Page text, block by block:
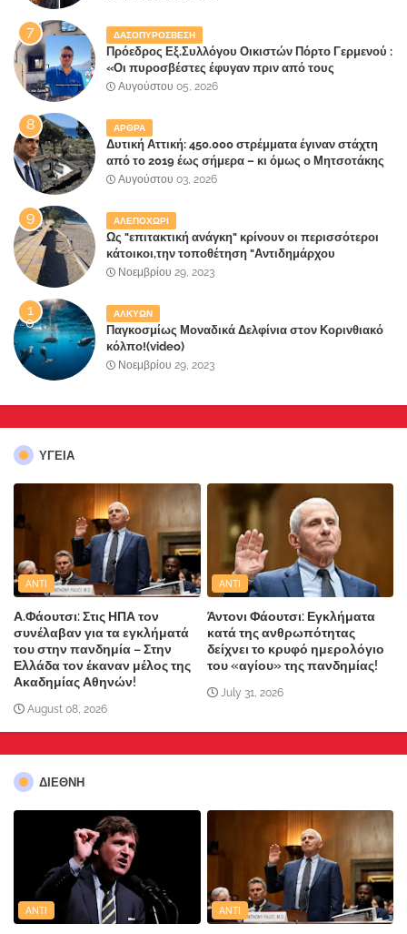
ΔΑΣΟΠΥΡΟΣΒΕΣΗ
Πρόεδρος Εξ.Συλλόγου Οικιστών Πόρτο Γερμενού :
«Οι πυροσβέστες έφυγαν πριν από τους
κατοίκους»
Αυγούστου 05, 2026
ΑΡΘΡΑ
Δυτική Αττική: 450.000 στρέμματα έγιναν στάχτη
από το 2019 έως σήμερα – κι όμως ο Μητσοτάκης
έλαβε 40% και 45% στις εκλογές του 2023,ενώ 50%
Αυγούστου 03, 2026
ΑΛΕΠΟΧΩΡΙ
Ως "επιτακτική ανάγκη" κρίνουν οι περισσότεροι
κάτοικοι,την τοποθέτηση "Αντιδημάρχου
Παραλιακής Ζώνης" στο Δήμο Μάνδρας-Ειδυλλίας!
Νοεμβρίου 29, 2023
ΑΛΚΥΩΝ
Παγκοσμίως Μοναδικά Δελφίνια στον Κορινθιακό
κόλπο!(video)
Νοεμβρίου 29, 2023
ΥΓΕΙΑ
ANTI
Α.Φάουτσι: Στις ΗΠΑ τον
συνέλαβαν για τα εγκλήματά
του στην πανδημία – Στην
Ελλάδα τον έκαναν μέλος της
Ακαδημίας Αθηνών!
August 08, 2026
ANTI
Άντονι Φάουτσι: Εγκλήματα
κατά της ανθρωπότητας
δείχνει το κρυφό ημερολόγιο
του «αγίου» της πανδημίας!
July 31, 2026
ΔΙΕΘΝΗ
ANTI ANTI